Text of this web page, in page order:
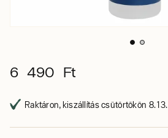
6 490 Ft
Raktáron, kiszállítás csütörtökön 8. 13.